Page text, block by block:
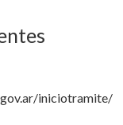
iniciotramite/